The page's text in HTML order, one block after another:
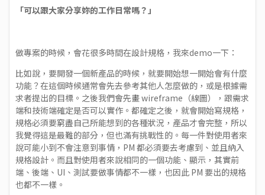
「可以跟大家分享妳的工作日常嗎？」
做專案的時候，會花很多時間在設計規格，我來demo一下：
比如說，要開發一個新產品的時候，就要開始想一開始會有什麼
功能？在這個時候通常會先去參考其他人怎麼做的，或是根據需
求者提出的目標。之後我們會先畫 wireframe（線圖），跟需求
端和技術端確定是否可以實作。都確定之後，就會開始寫規格，
規格必須要窮盡自己所能想到的各種狀況，產品才會完整，所以
我覺得這是最難的部分，但也滿有挑戰性的。每一件對使用者來
說可能小到不會注意到事情，PM 都必須要去考慮到、並且納入
規格設計。而且對使用者來說相同的一個功能、顯示，其實前
端、後端、UI、測試要做事情都不一樣，也因此 PM 要出的規格
也都不一樣。